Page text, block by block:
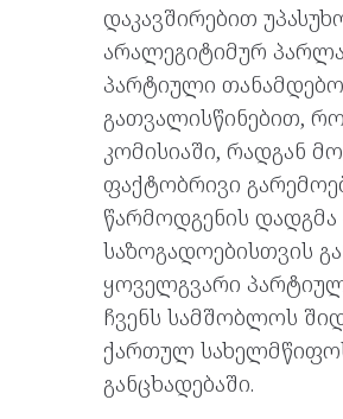
დაკავშირებით
არალეგიტიმურ
პარტიული
გათვალისწინებით,
კომისიაში, რადგან
ფაქტობრივი
წარმოდგენის დადგმა
საზოგადოებისთვის
ყოველგვარი
ჩვენს სამშობლოს
ქართულ
განცხადებაში.